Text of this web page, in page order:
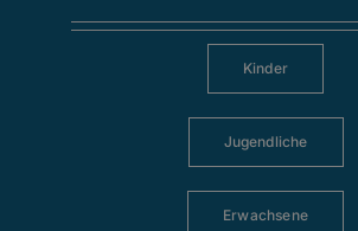
Kinder
Jugendliche
Erwachsene